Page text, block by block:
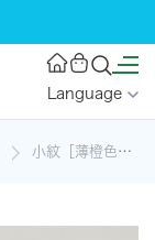
Language
小紋［薄橙色に葉模様］の着物レンタル